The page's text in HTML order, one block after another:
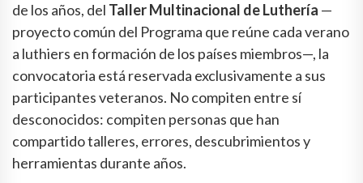
de los años, del Taller Multinacional de Luthería —
proyecto común del Programa que reúne cada verano
a luthiers en formación de los países miembros—, la
convocatoria está reservada exclusivamente a sus
participantes veteranos. No compiten entre sí
desconocidos: compiten personas que han
compartido talleres, errores, descubrimientos y
herramientas durante años.